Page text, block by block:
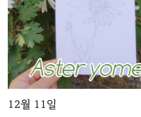
12월 11일